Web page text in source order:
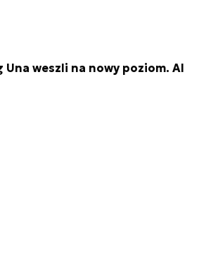
Una weszli na nowy poziom. AI